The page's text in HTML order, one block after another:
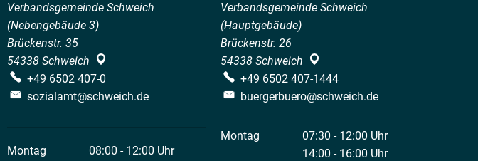
Verbandsgemeinde Schweich
(Nebengebäude 3)
Brückenstr. 35
54338 Schweich
+49 6502 407-0
sozialamt@schweich.de
Montag 08:00 - 12:00 Uhr
Verbandsgemeinde Schweich
(Hauptgebäude)
Brückenstr. 26
54338 Schweich
+49 6502 407-1444
buergerbuero@schweich.de
Montag 07:30 - 12:00 Uhr
Von 07:30 bis 12:00 Uhr
14:00 - 16:00 Uhr